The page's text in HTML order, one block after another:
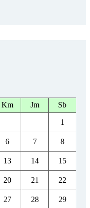
Km Jm Sb
1
6 7 8
13 14 15
20 21 22
27 28 29